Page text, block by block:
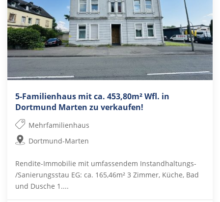
5-Familienhaus mit ca. 453,80m² Wfl. in
Dortmund Marten zu verkaufen!
Mehrfamilienhaus
Dortmund-Marten
Rendite-Immobilie mit umfassendem Instandhaltungs-
/Sanierungsstau EG: ca. 165,46m² 3 Zimmer, Küche, Bad
und Dusche 1....